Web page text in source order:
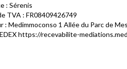
: Sérenis
TVA : FR08409426749
: Medimmoconso 1 Allée du Parc de
https://recevabilite-